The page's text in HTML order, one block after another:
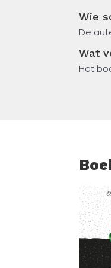
we
Wie
De
Wat
Het